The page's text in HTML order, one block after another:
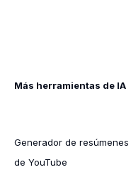
Más herramientas de IA
Generador de resúmenes
de YouTube